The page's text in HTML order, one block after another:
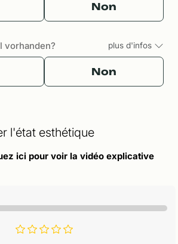
Non
vorhanden? plus d'infos
Non
l'état esthétique
ici pour voir la vidéo explicative